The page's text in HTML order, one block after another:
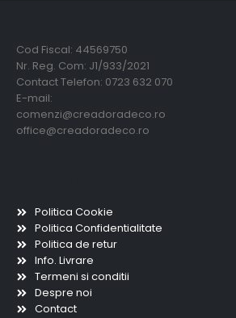
Cod Fiscal: 44569750
Nr. Reg. Com: J1/933/2021
Contact Telefon: 0723 632 070
E-mail:
comenzi@creadoradeco.ro
office@creadoradeco.ro
Politica Cookie
Politica Confidentialitate
Politica de retur
Info. Livrare
Termeni si conditii
Despre noi
Contact